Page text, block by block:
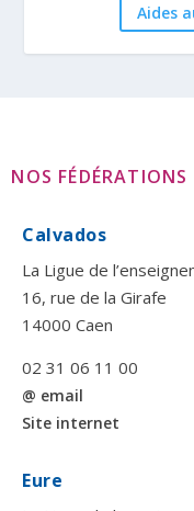
Aides
NOS FÉDÉRATIONS
Calvados
La Ligue de
16, rue de la Girafe
14000 Caen
02 31 06 11 00
@ email
Site internet
Eure